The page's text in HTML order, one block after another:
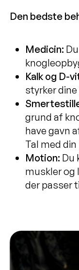
Den bedste
Medicin:
Kalk og D-
styrker
grund af
have gavn
Tal med
Motion: Du
muskler og
der passer